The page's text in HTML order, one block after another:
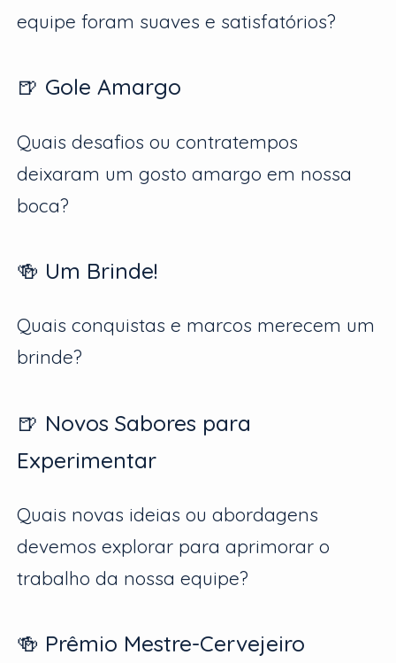
equipe foram suaves e satisfatórios?
🍺 Gole Amargo
Quais desafios ou contratempos
deixaram um gosto amargo em nossa
boca?
🍻 Um Brinde!
Quais conquistas e marcos merecem um
brinde?
🍺 Novos Sabores para
Experimentar
Quais novas ideias ou abordagens
devemos explorar para aprimorar o
trabalho da nossa equipe?
🍻 Prêmio Mestre-Cervejeiro